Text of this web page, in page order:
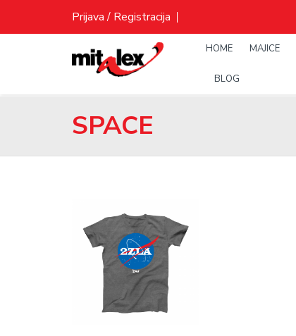
content
Prijava / Registracija
HOME MAJICE
BLOG
SPACE